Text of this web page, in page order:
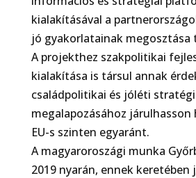
kialakításával a
jó gyakorlatainak megosztása
A projekthez szakpolitikai
kialakítása is társul annak
családpolitikai és jóléti
megalapozásához járulhasson
EU-s szinten egyaránt.
A magyaroroszági munka
2019 nyarán, ennek keretében